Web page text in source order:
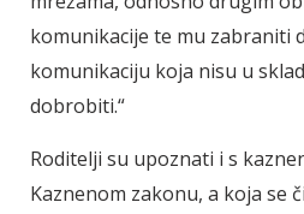
komunikacije te mu zabraniti
komunikaciju koja nisu u
dobrobiti.“
Roditelji su upoznati i s
Kaznenom zakonu, a koja se